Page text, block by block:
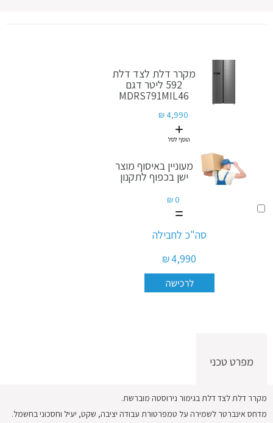
מקרר דלת לצד דלת
592 ליטר דגם
MDRS791MIL46
4,990 ₪
הוסף לסל
מעוניין באיסוף מוצר
ישן בכפוף לתקנון
0 ₪
הוסף
סה"כ לחבילה
4,990 ₪
מפרט טכני
מקרר דלת לצד דלת בגימור נירוסטה מוברשת.
מדחס אינברטר לשמירה על טמפרטורת עבודה יציבה, שקט, יעיל וחסכוני בחשמל.